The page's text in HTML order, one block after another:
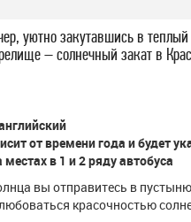
уютно закутавшись в
– солнечный закат в
от времени года и будет
в 1 и 2 ряду автобуса
вы отправитесь в
красочностью